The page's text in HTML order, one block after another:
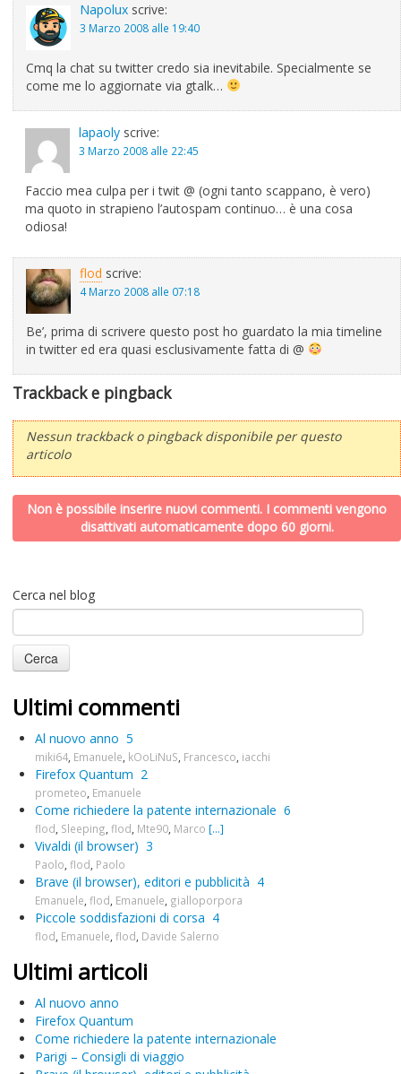
Napolux scrive:
3 Marzo 2008 alle 19:40
Cmq la chat su twitter credo sia inevitabile. Specialmente se
come me lo aggiornate via gtalk…
lapaoly scrive:
3 Marzo 2008 alle 22:45
Faccio mea culpa per i twit @ (ogni tanto scappano, è vero)
ma quoto in strapieno l’autospam continuo… è una cosa
odiosa!
flod scrive:
4 Marzo 2008 alle 07:18
Be’, prima di scrivere questo post ho guardato la mia timeline
in twitter ed era quasi esclusivamente fatta di @
Trackback e pingback
Nessun trackback o pingback disponibile per questo
articolo
Non è possibile inserire nuovi commenti. I commenti vengono
disattivati automaticamente dopo 60 giorni.
Cerca nel blog
Ultimi commenti
Al nuovo anno 5
miki64 Emanuele kOoLiNuS Francesco iacchi
Firefox Quantum 2
prometeo Emanuele
Come richiedere la patente internazionale 6
flod Sleeping flod Mte90 Marco [...]
Vivaldi (il browser) 3
Paolo flod Paolo
Brave (il browser), editori e pubblicità 4
Emanuele flod Emanuele gialloporpora
Piccole soddisfazioni di corsa 4
flod Emanuele flod Davide Salerno
Ultimi articoli
Al nuovo anno
Firefox Quantum
Come richiedere la patente internazionale
Parigi – Consigli di viaggio